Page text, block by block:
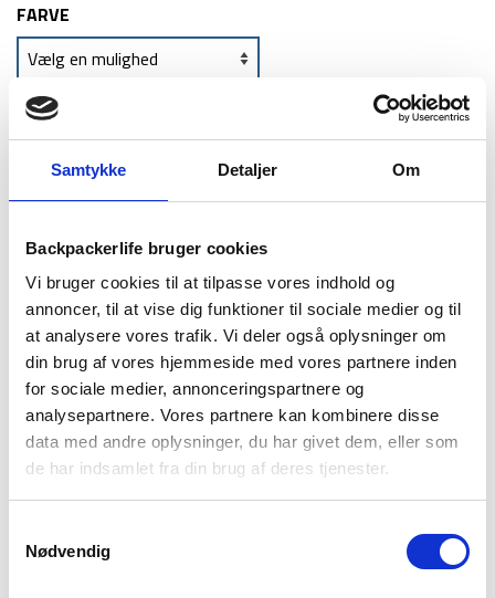
Samtykke Detaljer Om
Backpackerlife bruger cookies
Vi bruger cookies til at tilpasse vores indhold og
annoncer, til at vise dig funktioner til sociale medier og til
at analysere vores trafik. Vi deler også oplysninger om
din brug af vores hjemmeside med vores partnere inden
for sociale medier, annonceringspartnere og
analysepartnere. Vores partnere kan kombinere disse
data med andre oplysninger, du har givet dem, eller som
de har indsamlet fra din brug af deres tjenester.
Nødvendig
FARVE
TILFØJ TIL KURV
levering
499 kr
BESKRIVELSE
YDERLIGERE INFORMATION
BRAND
FAQ
Med Tek Towel fra Sea to Summit, er du sikret et kompakt
fremstillet i 80% genanvendt polyester og 20% nylon
mikrofiberstof. Mikrofiberstoffet er hurtigtørrende og har